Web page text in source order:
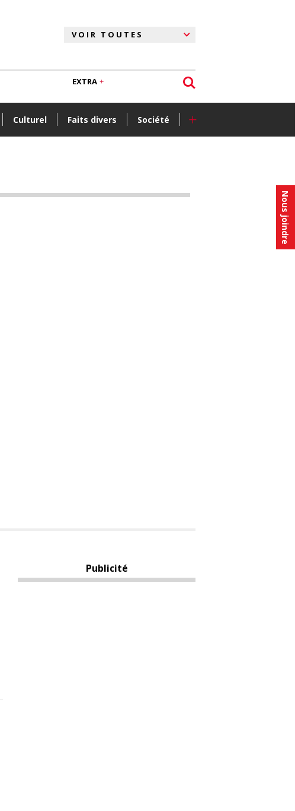
Nous joindre
Culturel Faits divers Société +
EXTRA
Publicité